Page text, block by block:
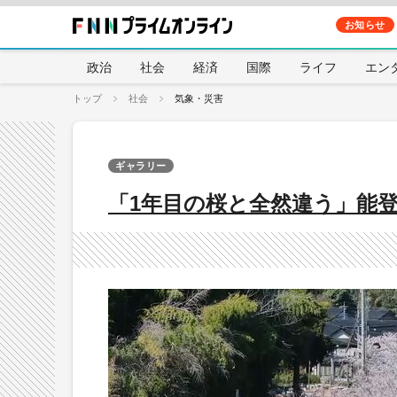
お知らせ
政治 社会 経済 国際 ライフ エン
トップ 社会 気象・災害
「1年目の桜と全然違う」
ギャラリー